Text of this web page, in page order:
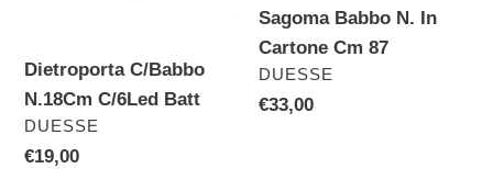
Dietroporta C/Babbo
N.18Cm C/6Led Batt
VENDITORE
DUESSE
Prezzo
€19,00
87
Sagoma Babbo N. In
Cartone Cm 87
VENDITORE
DUESSE
Prezzo
€33,00